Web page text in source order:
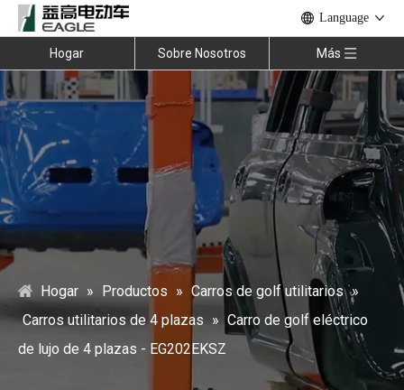
Language
Hogar Sobre Nosotros Más
Hogar » Productos » Carros de golf utilitarios »
Carros utilitarios de 4 plazas » Carro de golf eléctrico
de lujo de 4 plazas - EG202EKSZ